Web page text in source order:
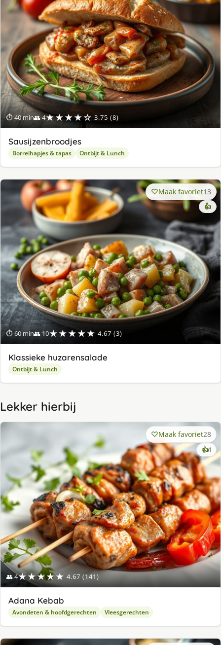
⏱ 40 min👥 4★★★★☆ 3.75 (8)
Sausijzenbroodjes
Borrelhapjes & tapas Ontbijt & Lunch
⏱ 60 min👥 10★★★★★ 4.67 (3)
Maak favoriet13
👍
Klassieke huzarensalade
Ontbijt & Lunch
Lekker hierbij
👥 4★★★★★ 4.67 (141)
Maak favoriet28
👍1
Adana Kebab
Avondeten & hoofdgerechten Vleesgerechten